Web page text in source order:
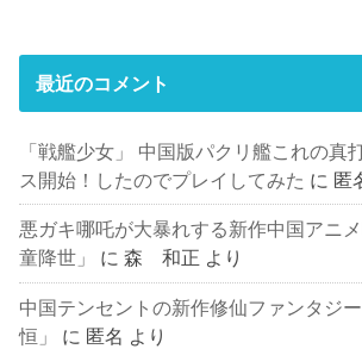
最近のコメント
「戦艦少女」 中国版パクリ艦これの真
ス開始！したのでプレイしてみた に 匿
悪ガキ哪吒が大暴れする新作中国アニ
童降世」
に森 和正 より
中国テンセントの新作修仙ファンタジ
恒」
に 匿名 より